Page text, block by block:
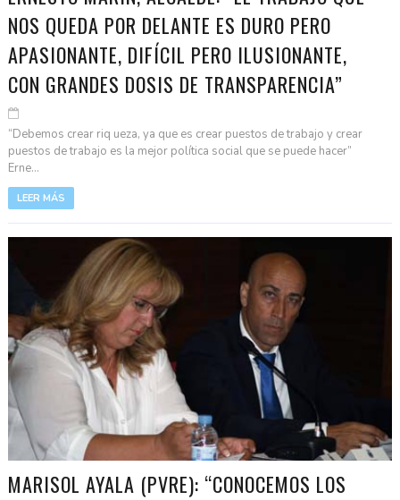
NOS QUEDA POR DELANTE ES DURO PERO
APASIONANTE, DIFÍCIL PERO ILUSIONANTE,
CON GRANDES DOSIS DE TRANSPARENCIA”
“Debemos crear riq ueza, ya que es crear puestos de trabajo y crear
puestos de trabajo es la mejor política social que se puede hacer”
Erne...
LEER MÁS
MARISOL AYALA (PVRE): “CONOCEMOS LOS